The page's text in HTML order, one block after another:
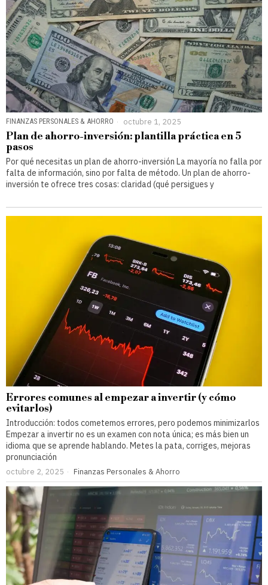
FINANZAS PERSONALES & AHORRO octubre 1, 2025
Plan de ahorro-inversión: plantilla práctica en 5
pasos
Por qué necesitas un plan de ahorro-inversión La mayoría no falla por
falta de información, sino por falta de método. Un plan de ahorro-
inversión te ofrece tres cosas: claridad (qué persigues y
Errores comunes al empezar a invertir (y cómo
evitarlos)
Introducción: todos cometemos errores, pero podemos minimizarlos
Empezar a invertir no es un examen con nota única; es más bien un
idioma que se aprende hablando. Metes la pata, corriges, mejoras
pronunciación
octubre 2, 2025 Finanzas Personales & Ahorro